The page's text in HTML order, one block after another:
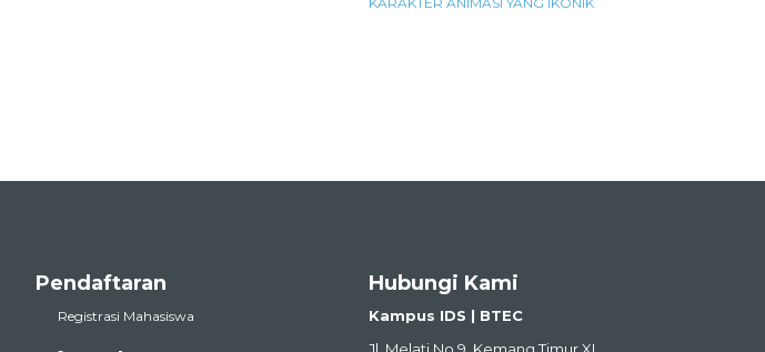
Pendaftaran
Registrasi Mahasiswa
Hubungi Kami
Kampus IDS | BTEC
Jl. Melati No.9, Kemang Timur XI,